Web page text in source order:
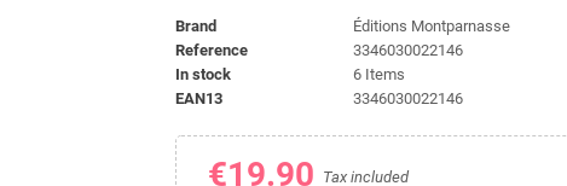
Brand
Éditions Montparnasse
Reference
3346030022146
In stock
6 Items
EAN13
3346030022146
€19.90 Tax included